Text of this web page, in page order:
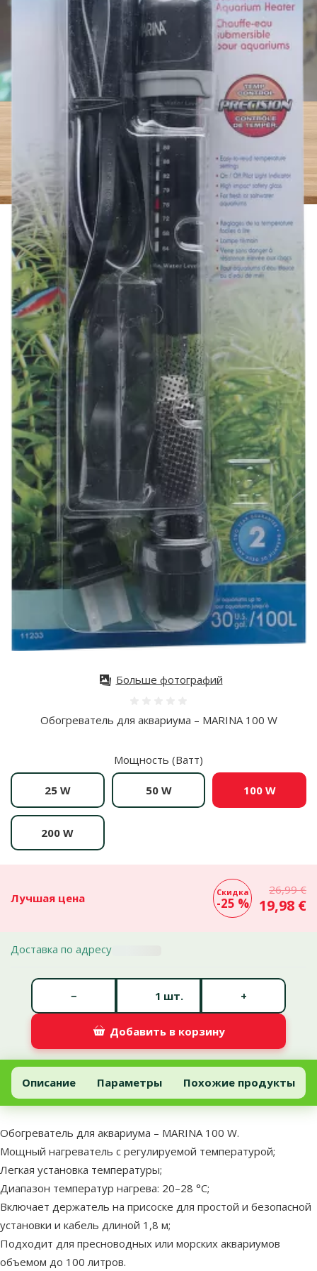
Обогреватель для аквариума – MARINA 100 W
Мощность (Ватт)
25 W 50 W 100 W
200 W
Лучшая цена Скидка
-25 %
26,99 €
19,98 €
Доставка по адресу
шт.
− +
Добавить в корзину
Больше фотографий
Обогреватель для аквариума – MARINA 100 W
Добавить в корзину
Описание Параметры Похожие продукты
В начало страницы
superzoo.product.detail.content
Обогреватель для аквариума – MARINA 100 W.
Мощный нагреватель с регулируемой температурой;
Легкая установка температуры;
Диапазон температур нагрева: 20–28 °C;
Включает держатель на присоске для простой и безопасной
установки и кабель длиной 1,8 м;
Подходит для пресноводных или морских аквариумов
объемом до 100 литров.